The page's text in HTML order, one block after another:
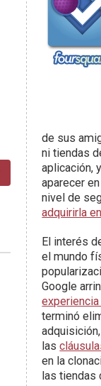
de sus
ni tiendas
aplicación,
aparecer
nivel de
adquirirla
El interés
el mundo
Google
terminó
las
en la
las tiendas